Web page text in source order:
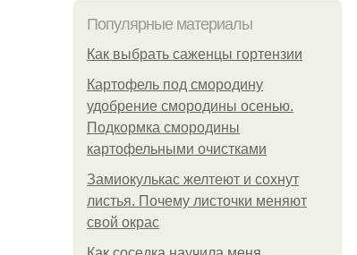
Популярные материалы
Как выбрать саженцы гортензии
Картофель под смородину
удобрение смородины осенью.
Подкормка смородины
картофельными очистками
Замиокулькас желтеют и сохнут
листья. Почему листочки меняют
свой окрас